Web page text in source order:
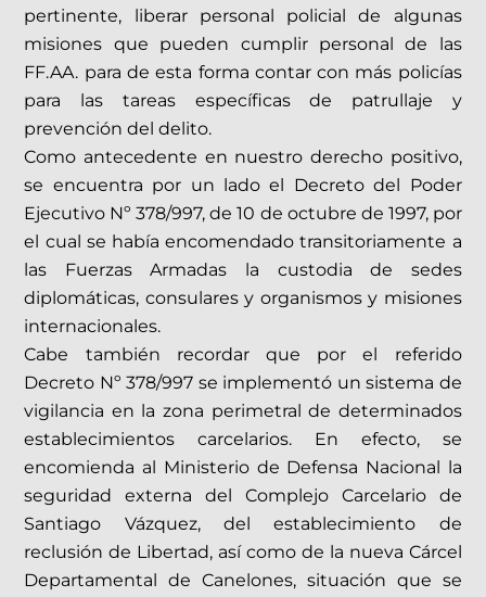
pertinente, liberar personal policial de algunas
misiones que pueden cumplir personal de las
FF.AA. para de esta forma contar con más policías
para las tareas específicas de patrullaje y
prevención del delito.
Como antecedente en nuestro derecho positivo,
se encuentra por un lado el Decreto del Poder
Ejecutivo Nº 378/997, de 10 de octubre de 1997, por
el cual se había encomendado transitoriamente a
las Fuerzas Armadas la custodia de sedes
diplomáticas, consulares y organismos y misiones
internacionales.
Cabe también recordar que por el referido
Decreto Nº 378/997 se implementó un sistema de
vigilancia en la zona perimetral de determinados
establecimientos carcelarios. En efecto, se
encomienda al Ministerio de Defensa Nacional la
seguridad externa del Complejo Carcelario de
Santiago Vázquez, del establecimiento de
reclusión de Libertad, así como de la nueva Cárcel
Departamental de Canelones, situación que se